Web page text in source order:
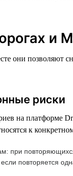
и
они позволяют
риски
на платформе
к
повторяется